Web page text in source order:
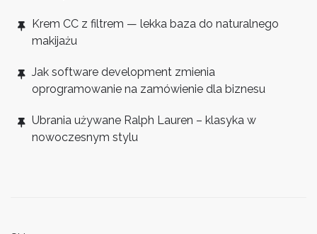
Krem CC z filtrem — lekka baza do naturalnego
makijażu
Jak software development zmienia
oprogramowanie na zamówienie dla biznesu
Ubrania używane Ralph Lauren – klasyka w
nowoczesnym stylu